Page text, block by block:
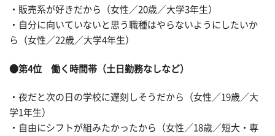
・販売系が好きだから（女性／20歳／大学3年生）
・自分に向いていないと思う職種はやらないようにしたいか
ら（女性／22歳／大学4年生）
●第4位 働く時間帯（土日勤務なしなど）
・夜だと次の日の学校に遅刻しそうだから（女性／19歳／大
学1年生）
・自由にシフトが組みたかったから（女性／18歳／短大・専